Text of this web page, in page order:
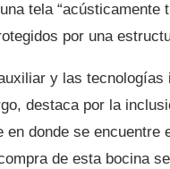
tela “acústicamente
por una
y las
destaca por la
en donde se
de esta bocina